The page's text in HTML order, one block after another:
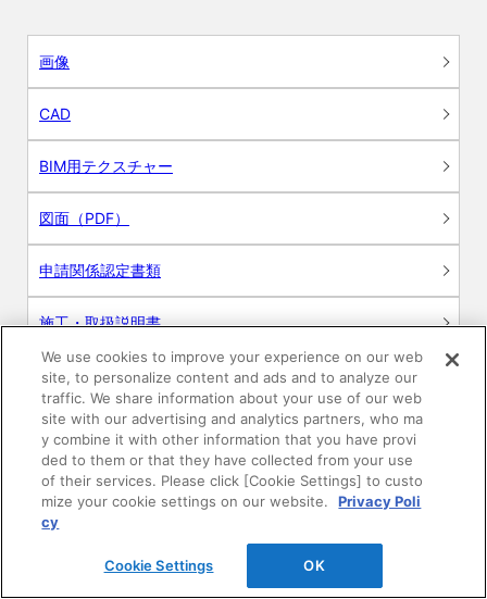
画像
CAD
BIM用テクスチャー
図面（PDF）
申請関係認定書類
施工・取扱説明書
動画
シミュレーションツール
24時間換気システム〈エアスマート〉
簡易設計見積ソフト
R&Dセンター環境測定・分析サービス
We use cookies to improve your experience on our web
site, to personalize content and ads and to analyze our
traffic. We share information about your use of our web
site with our advertising and analytics partners, who ma
y combine it with other information that you have provi
ded to them or that they have collected from your use
of their services. Please click [Cookie Settings] to custo
mize your cookie settings on our website.
Privacy Poli
cy
Cookie Settings OK